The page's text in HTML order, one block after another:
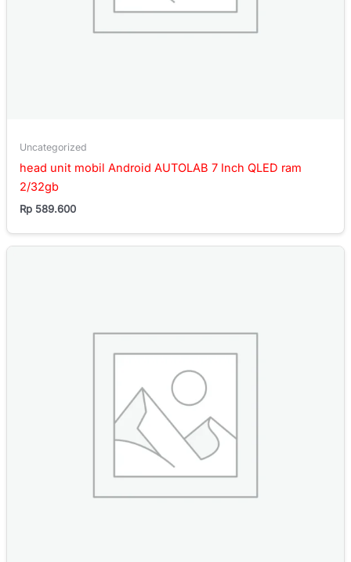
Uncategorized
head unit mobil Android AUTOLAB 7 Inch QLED ram
2/32gb
Rp 589.600